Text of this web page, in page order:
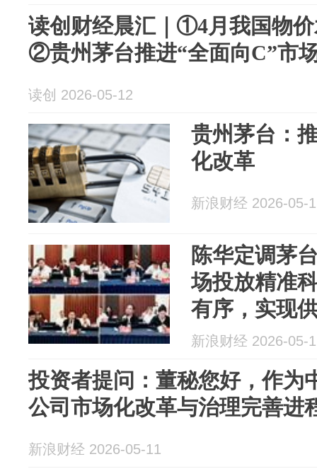
读创财经晨汇｜①4月我国物
②贵州茅台推进“全面向C”市
读创 2026-05-12
贵州茅台：
化改革
新浪财经 2026-05-
陈华定调茅
场投放精准
有序，实现
新浪财经 2026-05-
投资者提问：董秘您好，作为
公司市场化改革与治理完善进
新浪财经 2026-05-11